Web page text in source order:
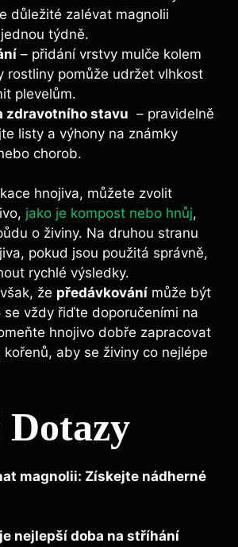
‍důležité zalévat magnolii⁣
týdně.
– přidání vrstvy mulče kolem
rostliny pomůže udržet vlhkost
plevelům.
zdravotního ⁢stavu ‍ – ‍pravidelně
listy a výhony⁢ na ⁢známky
chorob.
⁢hnojiva, ‌můžete⁢ zvolit
jako je kompost nebo hnůj,
o živiny. Na‌ druhou stranu
pokud jsou použitá ​správně,
rychlé výsledky.
že‍ předávkování může být
se vždy řiďte doporučeními na
hnojivo dobře zapracovat
⁤aby se živiny co nejlépe
⁤Dotazy
magnolii: Získejte nádherné
nejlepší doba na stříhání